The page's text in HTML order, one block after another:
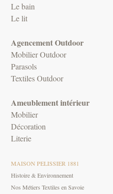
Le bain
Le lit
Agencement Outdoor
Mobilier Outdoor
Parasols
Textiles Outdoor
Ameublement intérieur
Mobilier
Décoration
Literie
MAISON PELISSIER 1881
Histoire & Environnement
Nos Métiers Textiles en Savoie